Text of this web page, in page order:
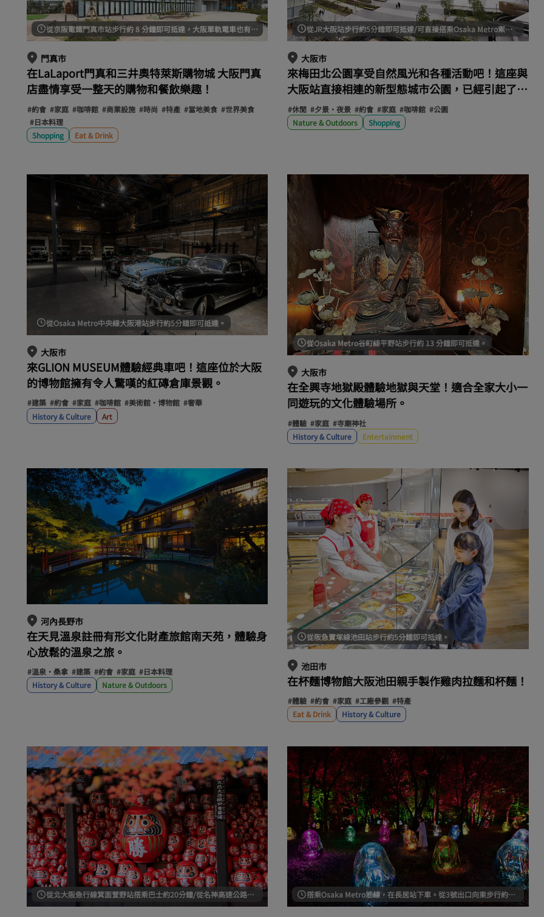
從京阪電鐵門真市站步行約 8 分鐘即可抵達，大阪單軌電車也有接駁車從難波站和心齋橋站發車。
門真市
在LaLaport門真和三井奧特萊斯購物城 大阪門真
店盡情享受一整天的購物和餐飲樂趣！
#約會 #家庭 #咖啡館 #商業設施 #時尚 #特產 #當地美食 #世界美食
#日本料理
Shopping
Eat & Drink
從JR大阪站步行約5分鐘即可抵達/可直接搭乘Osaka Metro禦堂筋線梅田站及阪急/阪神線大阪梅田站。
大阪市
來梅田北公園享受自然風光和各種活動吧！這座與
大阪站直接相連的新型態城市公園，已經引起了廣
泛關注。
#休閒 #夕景・夜景 #約會 #家庭 #咖啡館 #公園
Nature & Outdoors
Shopping
從Osaka Metro中央線大阪港站步行約5分鐘即可抵達。
大阪市
來GLION MUSEUM體驗經典車吧！這座位於大阪
的博物館擁有令人驚嘆的紅磚倉庫景觀。
#建築 #約會 #家庭 #咖啡館 #美術館・博物館 #奢華
History & Culture
Art
從Osaka Metro谷町線平野站步行約 13 分鐘即可抵達。
大阪市
在全興寺地獄殿體驗地獄與天堂！適合全家大小一
同遊玩的文化體驗場所。
#體驗 #家庭 #寺廟神社
History & Culture
Entertainment
河內長野市
在天見溫泉註冊有形文化財產旅館南天苑，體驗身
心放鬆的溫泉之旅。
#溫泉・桑拿 #建築 #約會 #家庭 #日本料理
History & Culture
Nature & Outdoors
從阪急寶塚線池田站步行約5分鐘即可抵達。
池田市
在杯麵博物館大阪池田親手製作雞肉拉麵和杯麵！
#體驗 #約會 #家庭 #工廠參觀 #特產
Eat & Drink
History & Culture
從北大阪急行線箕面萱野站搭乘巴士約20分鐘/從名神高速公路茨木交流道出發約30分鐘 搭乘Osaka Metro筋線，在長居站下車。從3號出口向東步行約10分鐘。